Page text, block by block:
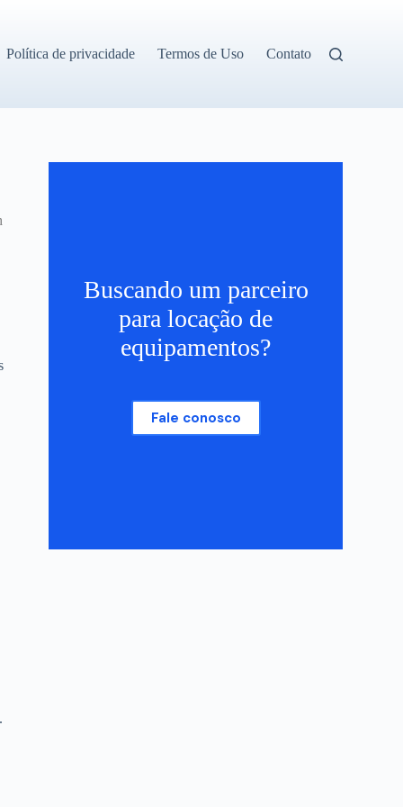
Política de privacidade Termos de Uso Contato
Buscando um parceiro
para locação de
equipamentos?
Fale conosco